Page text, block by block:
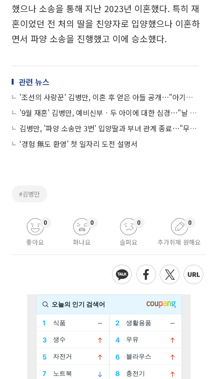
했으나 소송을 통해 지난 2023년 이혼했다. 특히 재
혼이었던 전 처의 딸을 친양자로 입양했으나 이혼하
면서 파양 소송을 진행했고 이에 승소했다.
관련 뉴스
'조선의 사랑꾼' 김병만, 이혼 후 얻은 아들 공개⋯"아기에게 근육이, 날 닮아"
'9월 재혼' 김병만, 예비신부ㆍ두 아이에 대한 심경⋯"날 살려, 세명의 구세주"
김병만, '파양 소송만 3번' 입양딸과 부녀 관계 종료⋯"무고로 인한 패륜 행위 인정돼"
‘경험 無도 환영’ 첫 일자리 도전 설명서
#김병만
좋아요
0
화나요
0
슬퍼요
0
추가취재 원해요
0